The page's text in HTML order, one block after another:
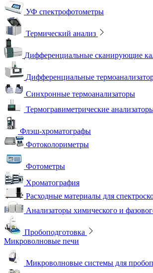
УФ спектрофотометры
Термический анализ
Дифференциальные сканирующие
Дифференциальные
Синхронные термоанализаторы
Термогравиметрические
Флэш-хроматографы
Фотоколориметры
Фотометры
Хроматография
Расходные материалы для
Анализаторы химического и
Пробоподготовка
Микроволновые печи
Микроволновые системы для